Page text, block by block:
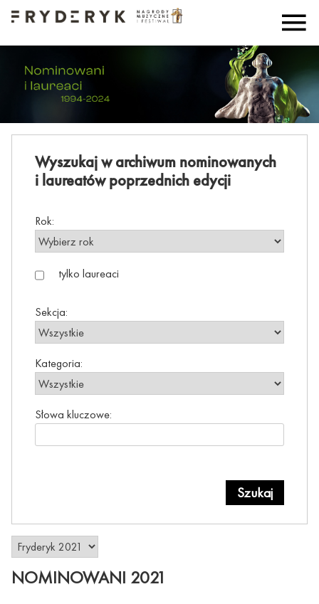
Wyszukaj w archiwum nominowanych
i laureatów poprzednich edycji
tylko laureaci
Rok:
Sekcja:
Kategoria:
Słowa kluczowe:
NOMINOWANI 2021